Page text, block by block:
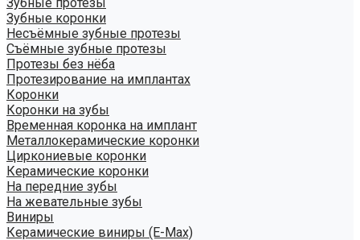
Зубные коронки
Несъёмные зубные протезы
Съёмные зубные протезы
Протезы без нёба
Протезирование на имплантах
Коронки
Коронки на зубы
Временная коронка на имплант
Металлокерамические коронки
Циркониевые коронки
Керамические коронки
На передние зубы
На жевательные зубы
Виниры
Керамические виниры (E-Max)